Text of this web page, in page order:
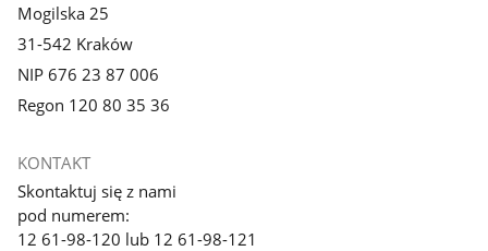
Mogilska 25
31-542 Kraków
NIP 676 23 87 006
Regon 120 80 35 36
KONTAKT
Skontaktuj się z nami
pod numerem:
12 61-98-120 lub 12 61-98-121